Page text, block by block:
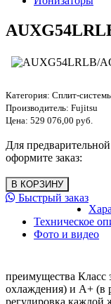
Категория: Сплит-
Производитель: Fujitsu
Цена: 529 076,00 руб.
Для
оформите заказ:
Быстрый заказ
Техническое
Фото и видео
преимущества
охлаждения) и А+ (в